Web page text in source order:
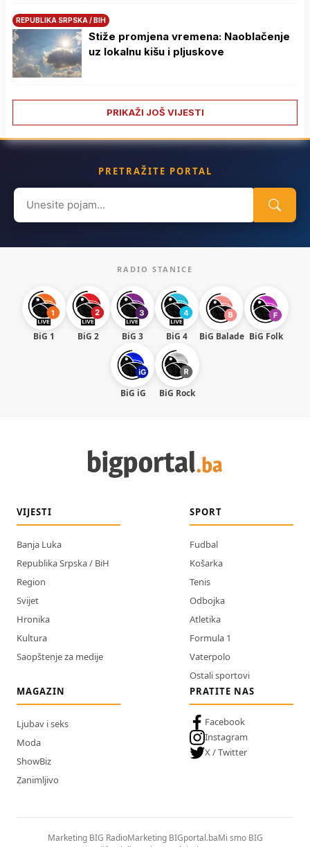
REPUBLIKA SRPSKA / BIH
Stiže promjena vremena: Naoblačenje
uz lokalnu kišu i pljuskove
PRIKAŽI JOŠ VIJESTI
PRETRAŽITE PORTAL
Search
for:
RADIO STANICE
BiG 1 BiG 2 BiG 3 BiG 4 BiG Balade BiG Folk
BiG iG BiG Rock
VIJESTI
Banja Luka
Republika Srpska / BiH
Region
Svijet
Hronika
Kultura
Saopštenje za medije
SPORT
Fudbal
Košarka
Tenis
Odbojka
Atletika
Formula 1
Vaterpolo
Ostali sportovi
MAGAZIN
Ljubav i seks
Moda
ShowBiz
Zanimljivo
PRATITE NAS
Facebook
Instagram
X / Twitter
Marketing BIG RadioMarketing BIGportal.baMi smo BIG